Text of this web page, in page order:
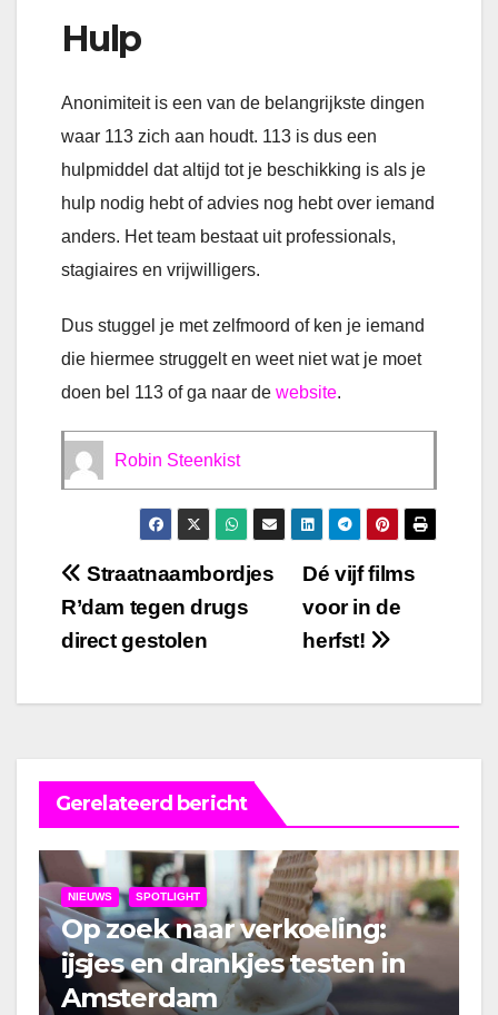
Hulp
Anonimiteit is een van de belangrijkste dingen
waar 113 zich aan houdt. 113 is dus een
hulpmiddel dat altijd tot je beschikking is als je
hulp nodig hebt of advies nog hebt over iemand
anders. Het team bestaat uit professionals,
stagiaires en vrijwilligers.
Dus stuggel je met zelfmoord of ken je iemand
die hiermee struggelt en weet niet wat je moet
doen bel 113 of ga naar de website.
Robin Steenkist
Bericht
navigatie
Dé vijf films
voor in de
herfst!
Straatnaambordjes
R’dam tegen drugs
direct gestolen
Gerelateerd bericht
NIEUWS SPOTLIGHT
Op zoek naar verkoeling:
ijsjes en drankjes testen in
Amsterdam